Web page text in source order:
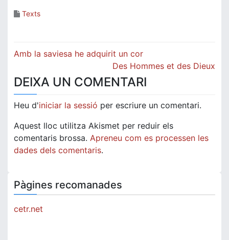
Texts
Navegació
Amb la saviesa he adquirit un cor
Des Hommes et des Dieux
DEIXA UN COMENTARI
Heu d'iniciar la sessió per escriure un comentari.
Aquest lloc utilitza Akismet per reduir els
comentaris brossa. Apreneu com es processen les
dades dels comentaris.
Pàgines recomanades
cetr.net